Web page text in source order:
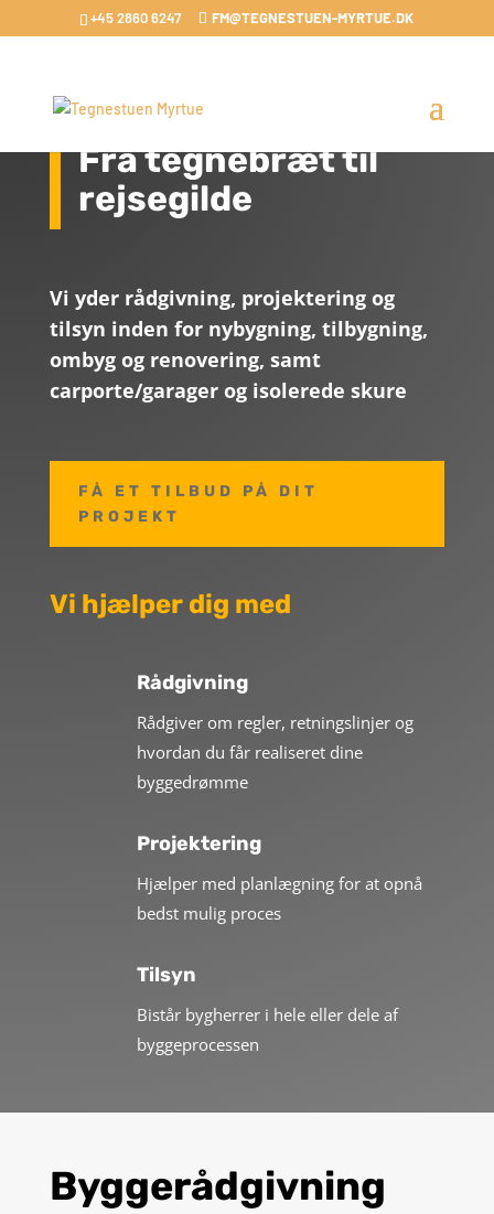
+45 2860 6247 FM@TEGNESTUEN-MYRTUE.DK
Fra tegnebræt til
rejsegilde
Vi yder rådgivning, projektering og
tilsyn inden for nybygning, tilbygning,
ombyg og renovering, samt
carporte/garager og isolerede skure
FÅ ET TILBUD PÅ DIT
PROJEKT
Vi hjælper dig med
Rådgivning
Rådgiver om regler, retningslinjer og
hvordan du får realiseret dine
byggedrømme
Projektering
Hjælper med planlægning for at opnå
bedst mulig proces
Tilsyn
Bistår bygherrer i hele eller dele af
byggeprocessen
Byggerådgivning